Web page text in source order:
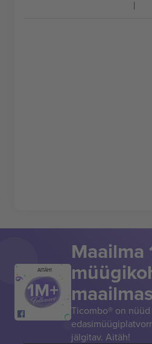
AITÄH!
Maailma
Ticombo® on
jälgitav. Aitäh!